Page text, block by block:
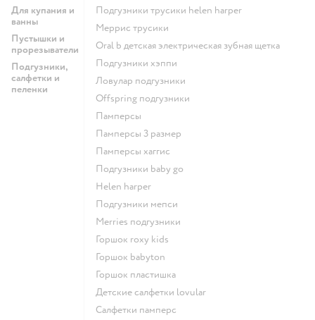
Для купания и
ванны
Пустышки и
прорезыватели
Подгузники,
салфетки и
пеленки
подгузники трусики helen harper
меррис трусики
oral b детская электрическая зубная щетка
подгузники хэппи
ловулар подгузники
offspring подгузники
памперсы
памперсы 3 размер
памперсы хаггис
подгузники baby go
helen harper
подгузники мепси
merries подгузники
горшок roxy kids
горшок babyton
горшок пластишка
детские салфетки lovular
салфетки памперс